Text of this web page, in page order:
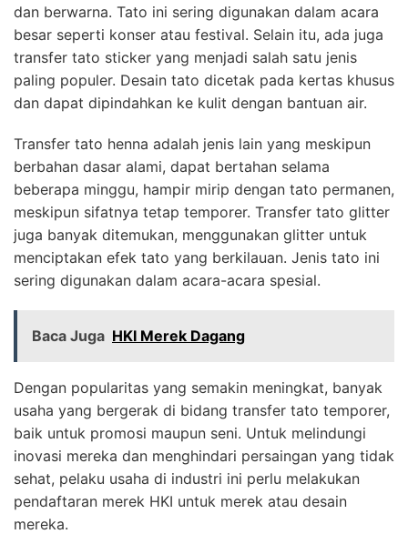
dan berwarna. Tato ini sering digunakan dalam acara
besar seperti konser atau festival. Selain itu, ada juga
transfer tato sticker yang menjadi salah satu jenis
paling populer. Desain tato dicetak pada kertas khusus
dan dapat dipindahkan ke kulit dengan bantuan air.
Transfer tato henna adalah jenis lain yang meskipun
berbahan dasar alami, dapat bertahan selama
beberapa minggu, hampir mirip dengan tato permanen,
meskipun sifatnya tetap temporer. Transfer tato glitter
juga banyak ditemukan, menggunakan glitter untuk
menciptakan efek tato yang berkilauan. Jenis tato ini
sering digunakan dalam acara-acara spesial.
Baca Juga HKI Merek Dagang
Dengan popularitas yang semakin meningkat, banyak
usaha yang bergerak di bidang transfer tato temporer,
baik untuk promosi maupun seni. Untuk melindungi
inovasi mereka dan menghindari persaingan yang tidak
sehat, pelaku usaha di industri ini perlu melakukan
pendaftaran merek HKI untuk merek atau desain
mereka.